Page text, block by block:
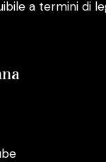
a termini di